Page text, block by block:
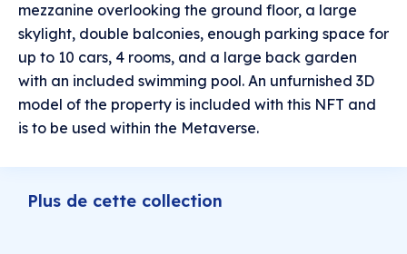
mezzanine overlooking the ground floor, a large
skylight, double balconies, enough parking space for
up to 10 cars, 4 rooms, and a large back garden
with an included swimming pool. An unfurnished 3D
model of the property is included with this NFT and
is to be used within the Metaverse.
Plus de cette collection